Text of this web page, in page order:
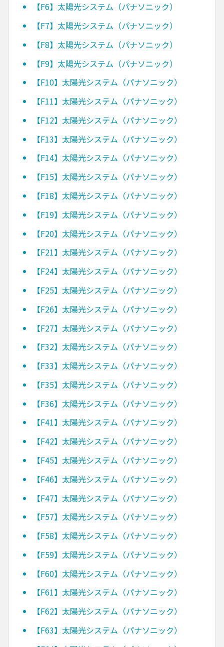
【F6】太陽光システム（パナソニック）
【F7】太陽光システム（パナソニック）
【F8】太陽光システム（パナソニック）
【F9】太陽光システム（パナソニック）
【F10】太陽光システム（パナソニック）
【F11】太陽光システム（パナソニック）
【F12】太陽光システム（パナソニック）
【F13】太陽光システム（パナソニック）
【F14】太陽光システム（パナソニック）
【F15】太陽光システム（パナソニック）
【F18】太陽光システム（パナソニック）
【F19】太陽光システム（パナソニック）
【F20】太陽光システム（パナソニック）
【F21】太陽光システム（パナソニック）
【F24】太陽光システム（パナソニック）
【F25】太陽光システム（パナソニック）
【F26】太陽光システム（パナソニック）
【F27】太陽光システム（パナソニック）
【F32】太陽光システム（パナソニック）
【F33】太陽光システム（パナソニック）
【F35】太陽光システム（パナソニック）
【F36】太陽光システム（パナソニック）
【F41】太陽光システム（パナソニック）
【F42】太陽光システム（パナソニック）
【F45】太陽光システム（パナソニック）
【F46】太陽光システム（パナソニック）
【F47】太陽光システム（パナソニック）
【F57】太陽光システム（パナソニック）
【F58】太陽光システム（パナソニック）
【F59】太陽光システム（パナソニック）
【F60】太陽光システム（パナソニック）
【F61】太陽光システム（パナソニック）
【F62】太陽光システム（パナソニック）
【F63】太陽光システム（パナソニック）